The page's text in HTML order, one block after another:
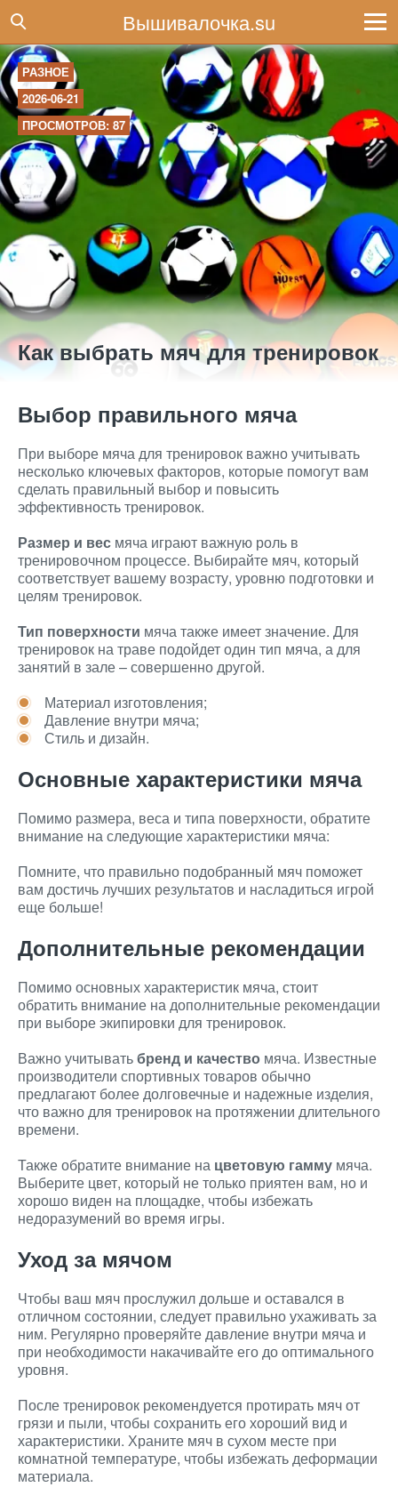
Вышивалочка.su
РАЗНОЕ
2026-06-21
ПРОСМОТРОВ: 87
Как выбрать мяч для тренировок
Выбор правильного мяча
При выборе мяча для тренировок важно учитывать
несколько ключевых факторов, которые помогут вам
сделать правильный выбор и повысить
эффективность тренировок.
Размер и вес мяча играют важную роль в
тренировочном процессе. Выбирайте мяч, который
соответствует вашему возрасту, уровню подготовки и
целям тренировок.
Тип поверхности мяча также имеет значение. Для
тренировок на траве подойдет один тип мяча, а для
занятий в зале – совершенно другой.
Материал изготовления;
Давление внутри мяча;
Стиль и дизайн.
Основные характеристики мяча
Помимо размера, веса и типа поверхности, обратите
внимание на следующие характеристики мяча:
Помните, что правильно подобранный мяч поможет
вам достичь лучших результатов и насладиться игрой
еще больше!
Дополнительные рекомендации
Помимо основных характеристик мяча, стоит
обратить внимание на дополнительные рекомендации
при выборе экипировки для тренировок.
Важно учитыватьбренд и качество мяча. Известные
производители спортивных товаров обычно
предлагают более долговечные и надежные изделия,
что важно для тренировок на протяжении длительного
времени.
Также обратите внимание на цветовую гамму мяча.
Выберите цвет, который не только приятен вам, но и
хорошо виден на площадке, чтобы избежать
недоразумений во время игры.
Уход за мячом
Чтобы ваш мяч прослужил дольше и оставался в
отличном состоянии, следует правильно ухаживать за
ним. Регулярно проверяйте давление внутри мяча и
при необходимости накачивайте его до оптимального
уровня.
После тренировок рекомендуется протирать мяч от
грязи и пыли, чтобы сохранить его хороший вид и
характеристики. Храните мяч в сухом месте при
комнатной температуре, чтобы избежать деформации
материала.